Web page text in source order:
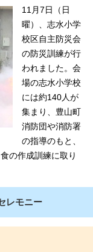
11月7日（日
曜）、志水小学
校区自主防災会
の防災訓練が行
われました。会
場の志水小学校
には約140人が
集まり、豊山町
消防団や消防署
の指導のもと、
の作成訓練に取り
レモニー